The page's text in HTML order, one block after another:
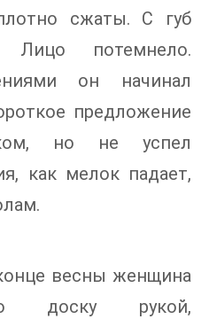
сжаты. С губ
Лицо потемнело.
он начинал
предложение
но не успел
как мелок падает,
весны женщина
о доску рукой,